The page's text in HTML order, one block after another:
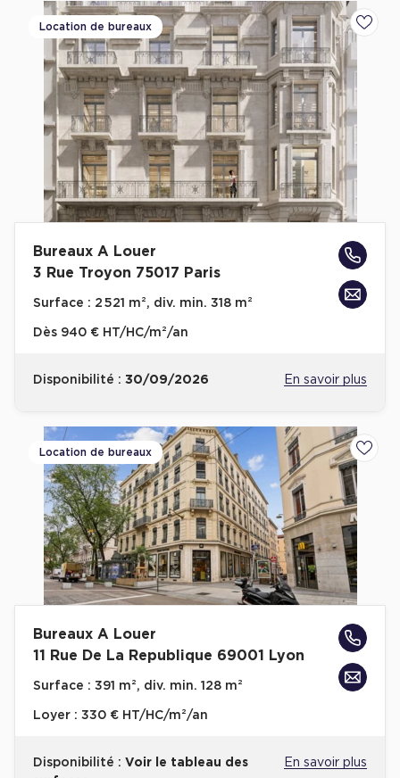
Location de bureaux
Bureaux A Louer
3 Rue Troyon 75017 Paris
Surface : 2 521 m², div. min. 318 m²
Dès 940 € HT/HC/m²/an
Disponibilité : 30/09/2026 En savoir plus
Location de bureaux
Bureaux A Louer
11 Rue De La Republique 69001 Lyon
Surface : 391 m², div. min. 128 m²
Loyer : 330 € HT/HC/m²/an
Disponibilité : Voir le tableau des
En savoir plus